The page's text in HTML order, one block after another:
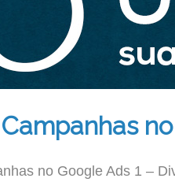
no Google Ads 1 –